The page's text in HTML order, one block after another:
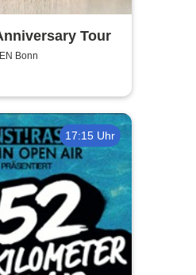
Tour
Bonn
17:15 Uhr